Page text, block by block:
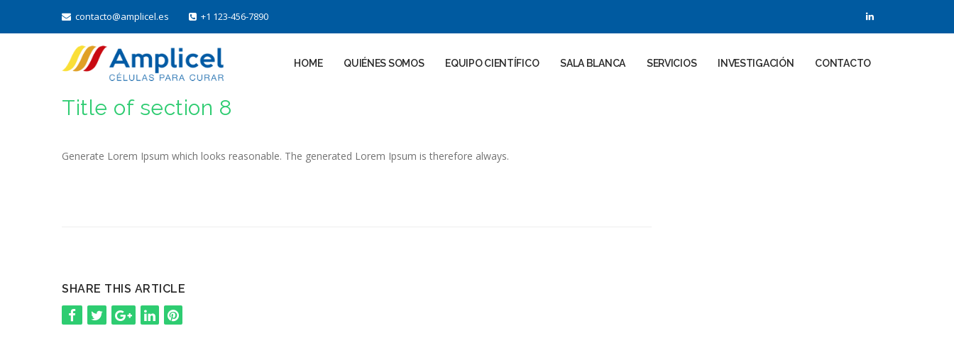
contacto@amplicel.es +1 123-456-7890
HOME QUIÉNES SOMOS EQUIPO CIENTÍFICO SALA BLANCA SERVICIOS INVESTIGACIÓN CONTACTO
Title of section 8
Generate Lorem Ipsum which looks reasonable. The generated Lorem Ipsum is therefore always.
SHARE THIS ARTICLE